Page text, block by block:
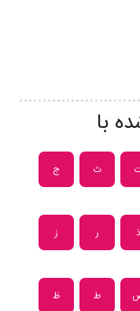
با
ث ج
ذ ر ز
ط ظ